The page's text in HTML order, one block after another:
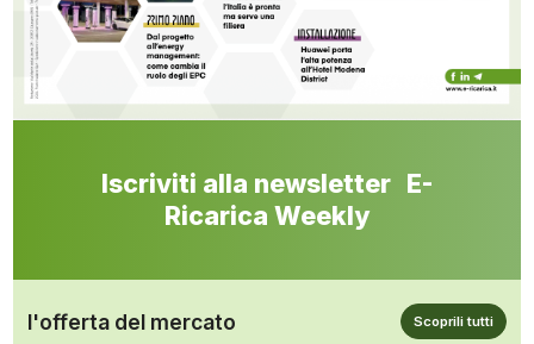
Iscriviti alla newsletter E-
Ricarica Weekly
l'offerta del mercato Scoprili tutti